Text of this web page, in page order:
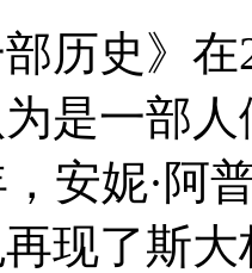
部历史》
是一部
安妮·阿
现了斯